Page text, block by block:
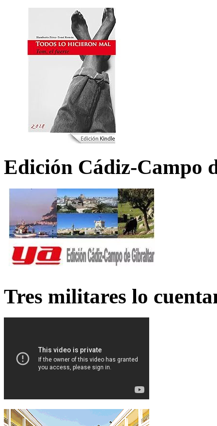
Edición Cádiz-Campo
Tres militares lo